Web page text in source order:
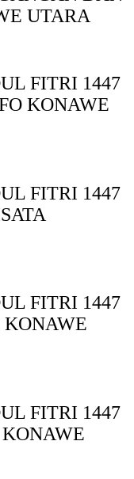
UTARA
FITRI 1447
KONAWE
FITRI 1447
FITRI 1447
KONAWE
FITRI 1447